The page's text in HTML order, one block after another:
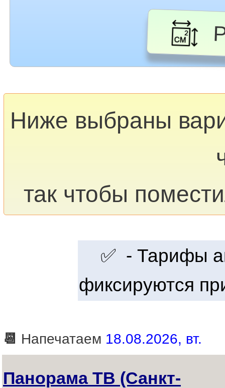
Ниже выбраны
так чтобы
✅ - Тарифы
фиксируются
📆 Напечатаем 18.08.2026, вт.
Панорама ТВ (Санкт-